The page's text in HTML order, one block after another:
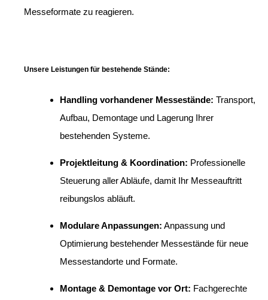
Messeformate zu reagieren.
Unsere Leistungen für bestehende Stände:
Handling vorhandener Messestände: Transport,
Aufbau, Demontage und Lagerung Ihrer
bestehenden Systeme.
Projektleitung & Koordination: Professionelle
Steuerung aller Abläufe, damit Ihr Messeauftritt
reibungslos abläuft.
Modulare Anpassungen: Anpassung und
Optimierung bestehender Messestände für neue
Messestandorte und Formate.
Montage & Demontage vor Ort: Fachgerechte